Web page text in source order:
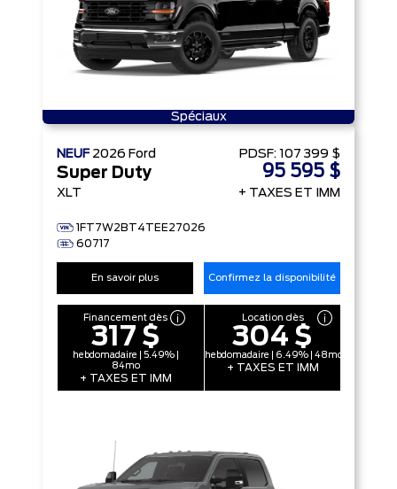
Spéciaux
NEUF 2026 Ford
Super Duty
XLT
1FT7W2BT4TEE27026
60717
PDSF: 107 399 $
95 595 $
+ TAXES ET IMM
En savoir plus Confirmez la disponibilité
Financement dès
317 $
hebdomadaire | 5.49% |
84mo
+ TAXES ET IMM
Location dès
304 $
hebdomadaire | 6.49% | 48mo
+ TAXES ET IMM